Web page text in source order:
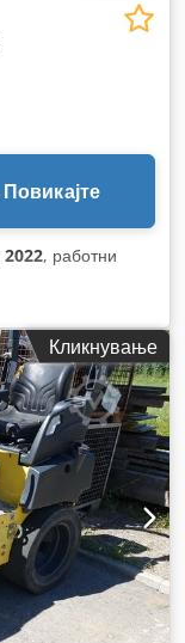
Повикајте
2022, работни
Кликнување